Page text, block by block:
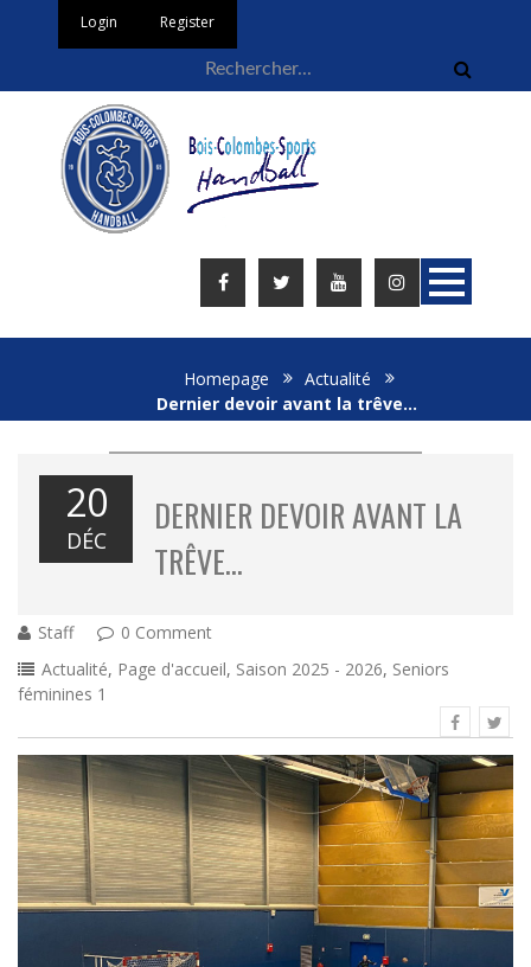
Login Register
Homepage
Actualité
Dernier devoir avant la trêve…
20
DÉC
DERNIER DEVOIR AVANT LA
TRÊVE…
Staff
0 Comment
Actualité, Page d'accueil, Saison 2025 - 2026, Seniors
féminines 1